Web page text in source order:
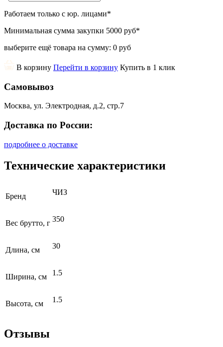
Работаем только с юр. лицами*
Минимальная сумма закупки 5000 руб*
выберите ещё товара на сумму: 0 руб
В корзину Перейти в корзину Купить в 1 клик
Самовывоз
Москва, ул. Электродная, д.2, стр.7
Доставка по России:
подробнее о доставке
Технические характеристики
Бренд ЧИЗ
Вес брутто, г 350
Длина, см 30
Ширина, см 1.5
Высота, см 1.5
Отзывы